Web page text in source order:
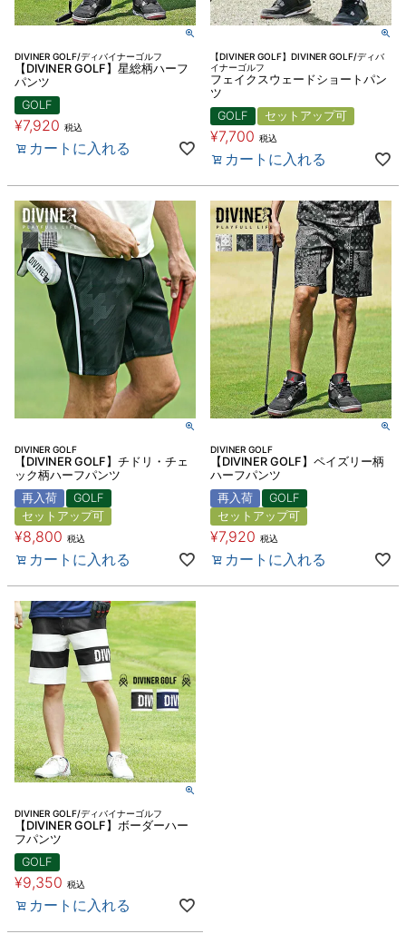
DIVINER GOLF/ディバイナーゴルフ
【DIVINER GOLF】星総柄ハーフ
パンツ
GOLF
¥7,920 税込
カートに入れる
【DIVINER GOLF】DIVINER GOLF/ディバ
イナーゴルフ
フェイクスウェードショートパン
ツ
GOLF
セットアップ可
¥7,700 税込
カートに入れる
DIVINER GOLF
【DIVINER GOLF】チドリ・チェ
ック柄ハーフパンツ
再入荷
GOLF
セットアップ可
¥8,800 税込
カートに入れる
DIVINER GOLF
【DIVINER GOLF】ペイズリー柄
ハーフパンツ
再入荷
GOLF
セットアップ可
¥7,920 税込
カートに入れる
DIVINER GOLF/ディバイナーゴルフ
【DIVINER GOLF】ボーダーハー
フパンツ
GOLF
¥9,350 税込
カートに入れる